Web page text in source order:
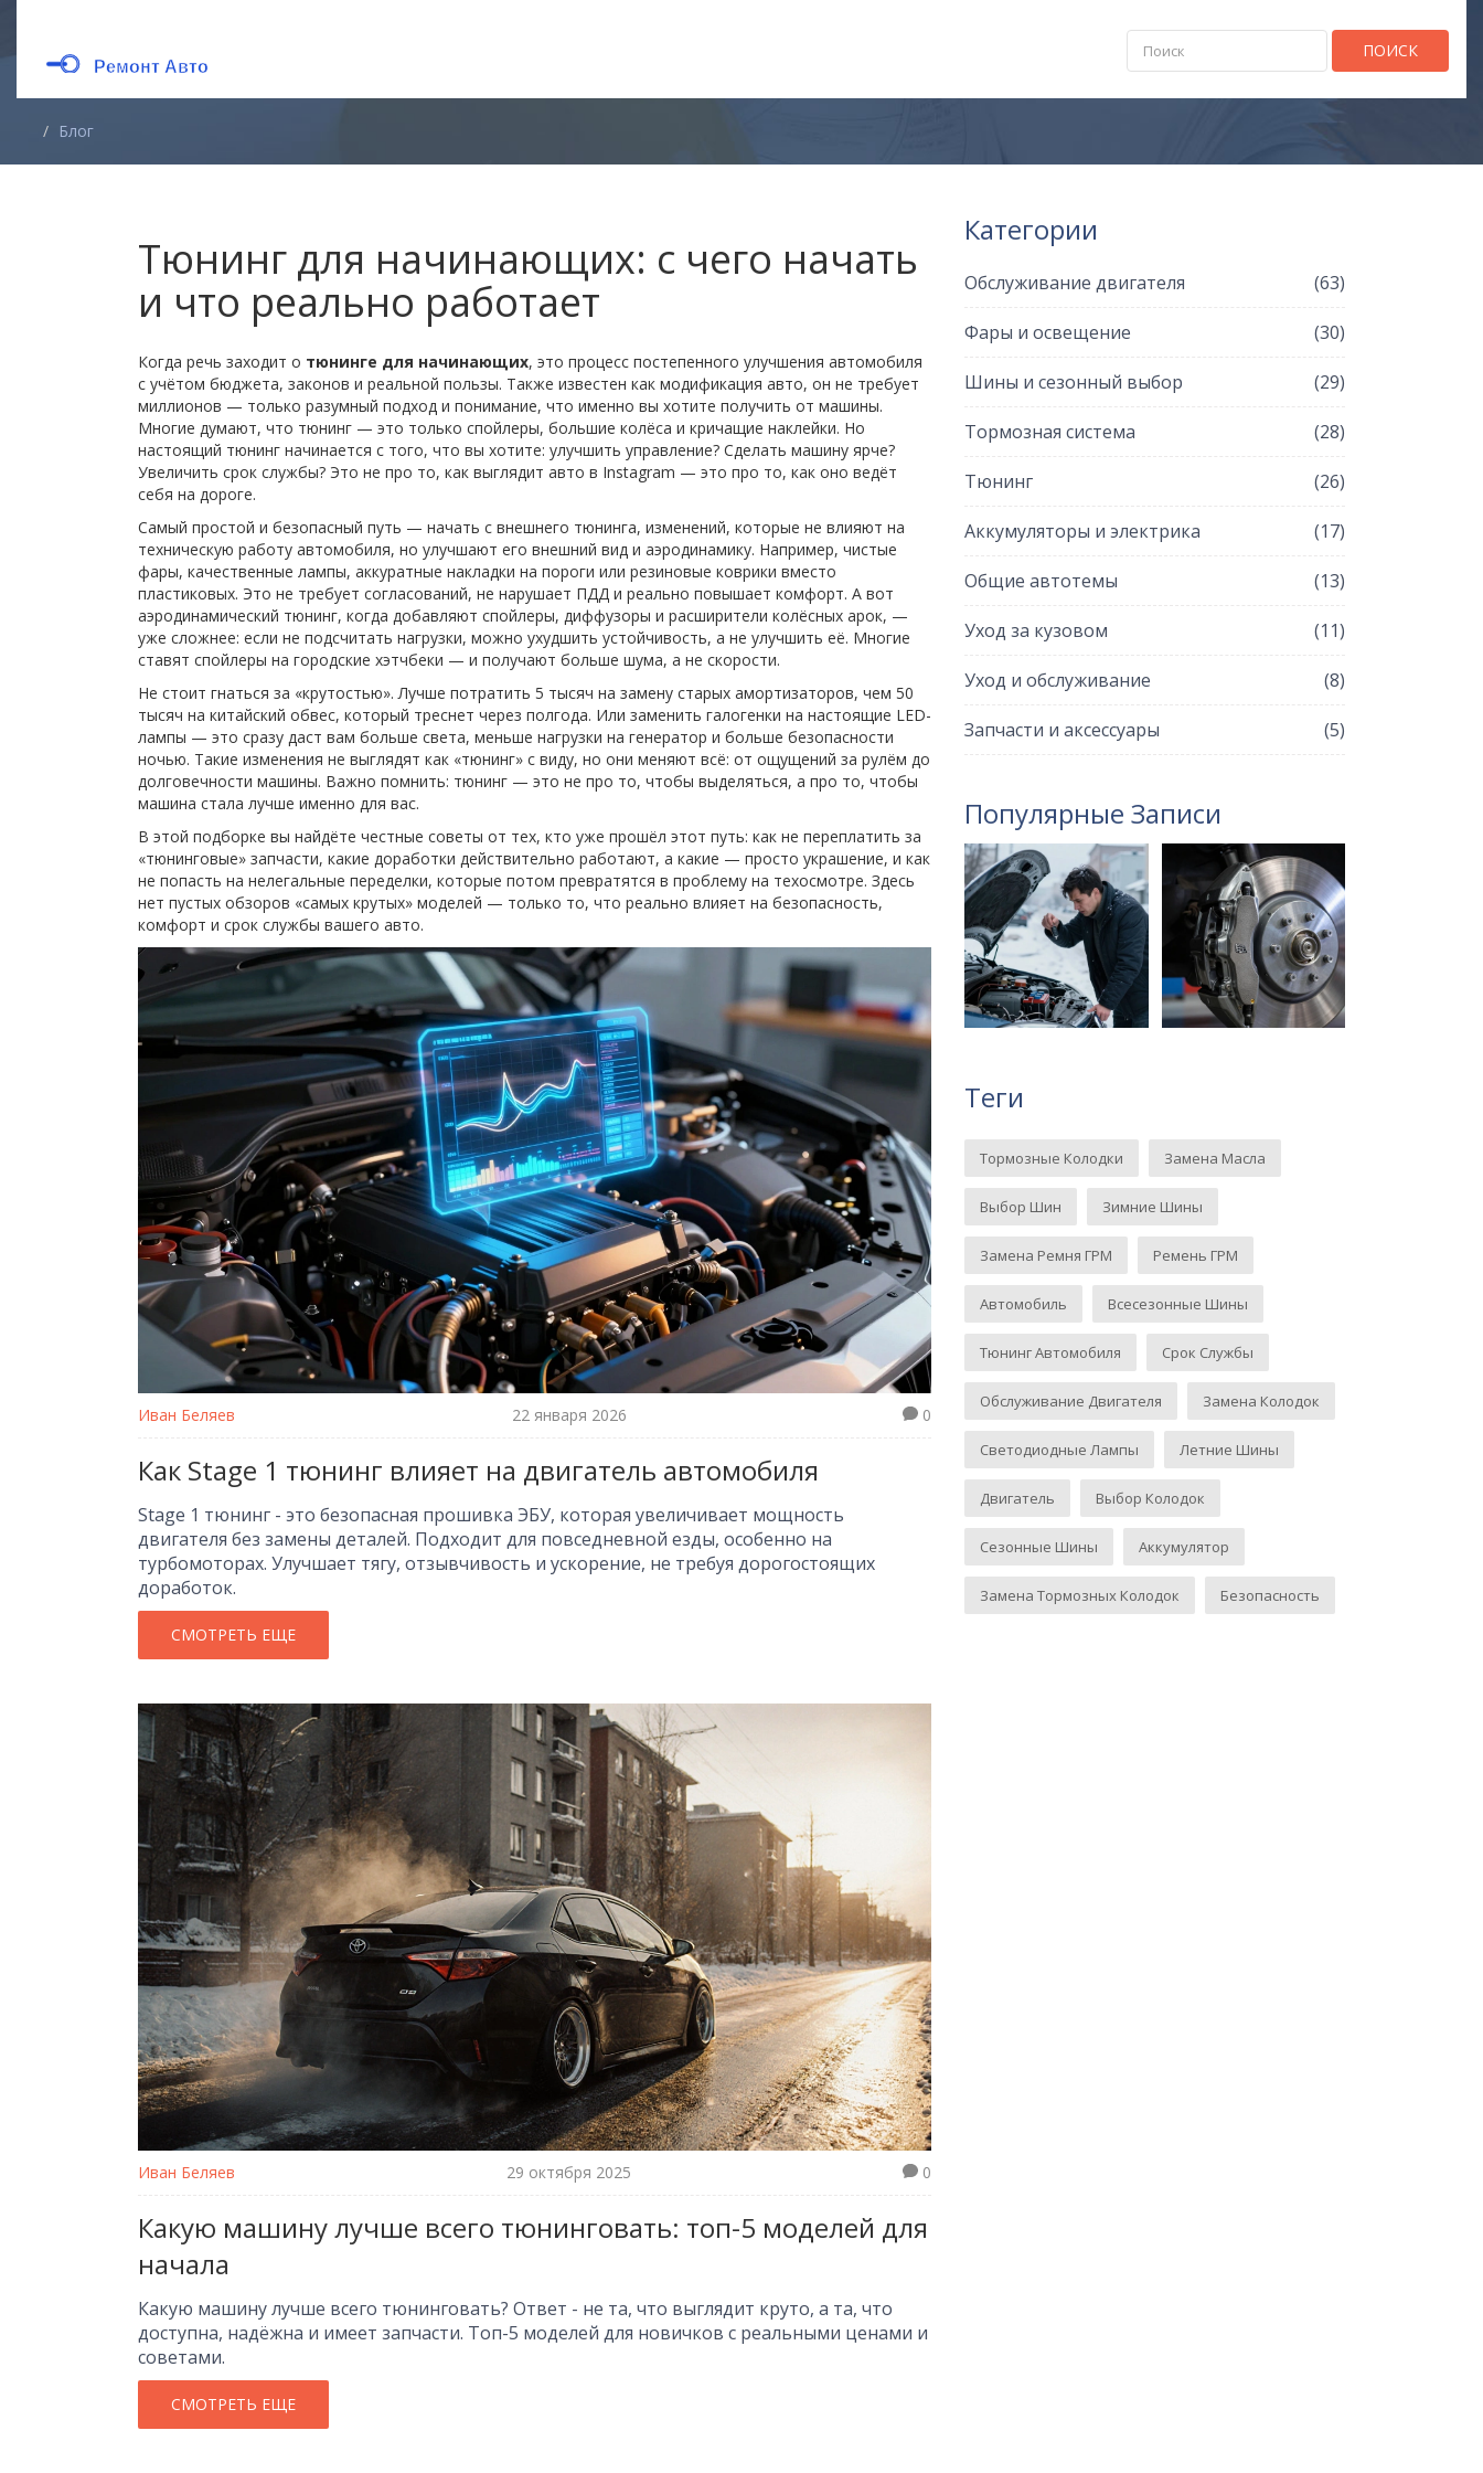
ПОИСК
Блог
Тюнинг для начинающих: с чего начать
и что реально работает
Когда речь заходит о тюнинге для начинающих, это процесс постепенного улучшения автомобиля
с учётом бюджета, законов и реальной пользы. Также известен как модификация авто, он не требует
миллионов — только разумный подход и понимание, что именно вы хотите получить от машины.
Многие думают, что тюнинг — это только спойлеры, большие колёса и кричащие наклейки. Но
настоящий тюнинг начинается с того, что вы хотите: улучшить управление? Сделать машину ярче?
Увеличить срок службы? Это не про то, как выглядит авто в Instagram — это про то, как оно ведёт
себя на дороге.
Самый простой и безопасный путь — начать с внешнего тюнинга, изменений, которые не влияют на
техническую работу автомобиля, но улучшают его внешний вид и аэродинамику. Например, чистые
фары, качественные лампы, аккуратные накладки на пороги или резиновые коврики вместо
пластиковых. Это не требует согласований, не нарушает ПДД и реально повышает комфорт. А вот
аэродинамический тюнинг, когда добавляют спойлеры, диффузоры и расширители колёсных арок, —
уже сложнее: если не подсчитать нагрузки, можно ухудшить устойчивость, а не улучшить её. Многие
ставят спойлеры на городские хэтчбеки — и получают больше шума, а не скорости.
Не стоит гнаться за «крутостью». Лучше потратить 5 тысяч на замену старых амортизаторов, чем 50
тысяч на китайский обвес, который треснет через полгода. Или заменить галогенки на настоящие LED-
лампы — это сразу даст вам больше света, меньше нагрузки на генератор и больше безопасности
ночью. Такие изменения не выглядят как «тюнинг» с виду, но они меняют всё: от ощущений за рулём до
долговечности машины. Важно помнить: тюнинг — это не про то, чтобы выделяться, а про то, чтобы
машина стала лучше именно для вас.
В этой подборке вы найдёте честные советы от тех, кто уже прошёл этот путь: как не переплатить за
«тюнинговые» запчасти, какие доработки действительно работают, а какие — просто украшение, и как
не попасть на нелегальные переделки, которые потом превратятся в проблему на техосмотре. Здесь
нет пустых обзоров «самых крутых» моделей — только то, что реально влияет на безопасность,
комфорт и срок службы вашего авто.
Иван Беляев 22 января 2026 0
Как Stage 1 тюнинг влияет на двигатель автомобиля
Stage 1 тюнинг - это безопасная прошивка ЭБУ, которая увеличивает мощность
двигателя без замены деталей. Подходит для повседневной езды, особенно на
турбомоторах. Улучшает тягу, отзывчивость и ускорение, не требуя дорогостоящих
доработок.
СМОТРЕТЬ ЕЩЕ
Иван Беляев 29 октября 2025 0
Какую машину лучше всего тюнинговать: топ-5 моделей для
начала
Какую машину лучше всего тюнинговать? Ответ - не та, что выглядит круто, а та, что
доступна, надёжна и имеет запчасти. Топ-5 моделей для новичков с реальными ценами и
советами.
СМОТРЕТЬ ЕЩЕ
Категории
Обслуживание двигателя (63)
Фары и освещение (30)
Шины и сезонный выбор (29)
Тормозная система (28)
Тюнинг (26)
Аккумуляторы и электрика (17)
Общие автотемы (13)
Уход за кузовом (11)
Уход и обслуживание (8)
Запчасти и аксессуары (5)
Популярные Записи
Теги
Тормозные Колодки Замена Масла
Выбор Шин Зимние Шины
Замена Ремня ГРМ Ремень ГРМ
Автомобиль Всесезонные Шины
Тюнинг Автомобиля Срок Службы
Обслуживание Двигателя Замена Колодок
Светодиодные Лампы Летние Шины
Двигатель Выбор Колодок
Сезонные Шины Аккумулятор
Замена Тормозных Колодок Безопасность